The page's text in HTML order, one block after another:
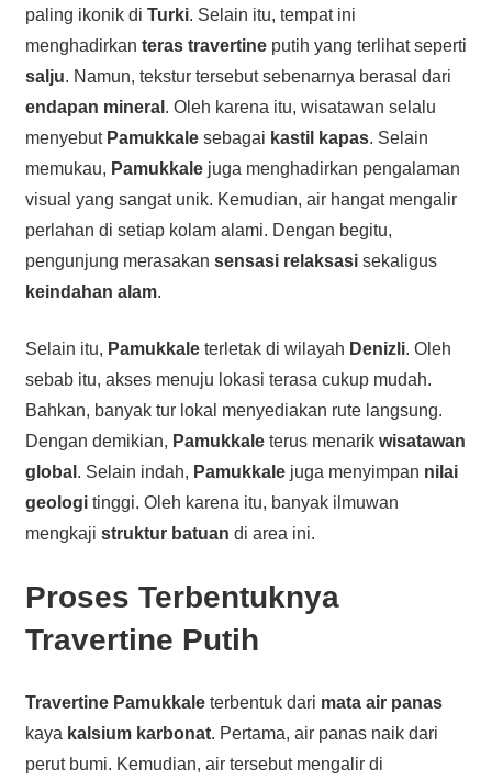
paling ikonik di Turki. Selain itu, tempat ini
menghadirkan teras travertineputih yang terlihat seperti
salju. Namun, tekstur tersebut sebenarnya berasal dari
endapan mineral . Oleh karena itu, wisatawan selalu
menyebut Pamukkalesebagai kastil kapas. Selain
memukau, Pamukkalejuga menghadirkan pengalaman
visual yang sangat unik. Kemudian, air hangat mengalir
perlahan di setiap kolam alami. Dengan begitu,
pengunjung merasakan sensasi relaksasisekaligus
keindahan alam.
Selain itu, Pamukkaleterletak di wilayah Denizli. Oleh
sebab itu, akses menuju lokasi terasa cukup mudah.
Bahkan, banyak tur lokal menyediakan rute langsung.
Dengan demikian, Pamukkaleterus menarik wisatawan
global . Selain indah, Pamukkalejuga menyimpan nilai
geologitinggi. Oleh karena itu, banyak ilmuwan
mengkaji struktur batuan di area ini.
Proses Terbentuknya
Travertine Putih
Travertine Pamukkaleterbentuk dari mata air panas
kaya kalsium karbonat. Pertama, air panas naik dari
perut bumi. Kemudian, air tersebut mengalir di